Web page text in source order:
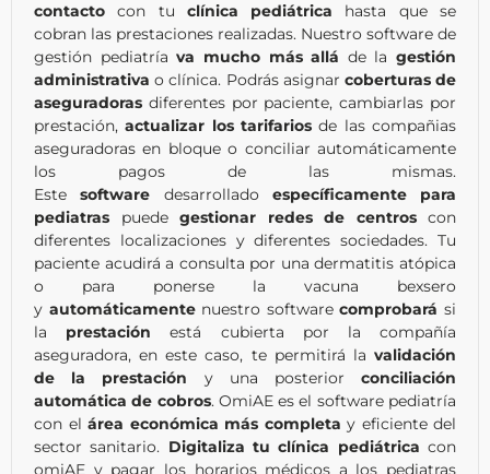
contacto con tu clínica pediátrica hasta que se
cobran las prestaciones realizadas. Nuestro software de
gestión pediatríava mucho más allá de la gestión
administrativa o clínica. Podrás asignar coberturas de
aseguradoras diferentes por paciente, cambiarlas por
prestación,actualizar los tarifarios de las compañias
aseguradoras en bloque o conciliar automáticamente
los pagos de las mismas.
Estesoftware desarrollado específicamente para
pediatras puede gestionar redes de centroscon
diferentes localizaciones y diferentes sociedades. Tu
paciente acudirá a consulta por una dermatitis atópica
o para ponerse la vacuna bexsero
y automáticamentenuestro softwarecomprobará si
la prestación está cubierta por la compañía
aseguradora, en este caso, te permitirá la validación
de la prestación y una posteriorconciliación
automática de cobros. OmiAE es el software pediatría
con el área económica más completa y eficiente del
sector sanitario. Digitaliza tu clínica pediátrica con
omiAE y pagar los horarios médicos a los pediatras